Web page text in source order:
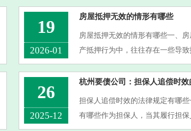
19
2026-01
房屋抵押无效的情形有哪些
房屋抵押无效的情形有哪些一、
产抵押行为中，往往存在一些导
要的例子：首先，如果作为抵押
限，则该抵押行为就可能无法实···
26
2025-12
杭州要债公司：担保人追偿时
担保人追偿时效的法律规定有哪
有哪些作为担保人，当其履行担